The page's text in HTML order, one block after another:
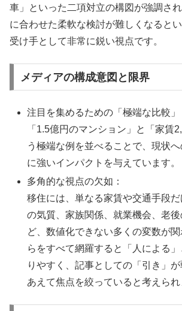
車」といった二項対立の構図が強調さ
に合わせた柔軟な検討が難しくなると
受け手として非常に鋭い視点です。
メディアの構成意図と限界
注目を集めるための「極端な比較」
「1.5億円のマンション」と「家賃
う極端な例を並べることで、現状
に強いインパクトを与えています。
多角的な視点の欠如：
移住には、単なる家賃や交通手段だ
の気質、家族関係、就業機会、老
ど、数値化できない多くの変数が
らをすべて網羅すると「人による
りやすく、記事としての「引き」が
あえて焦点を絞っていると考えられ